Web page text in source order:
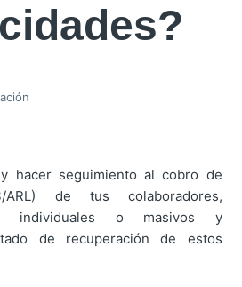
hacer seguimiento al cobro de
ARL) de tus colaboradores,
individuales o masivos y
de recuperación de estos